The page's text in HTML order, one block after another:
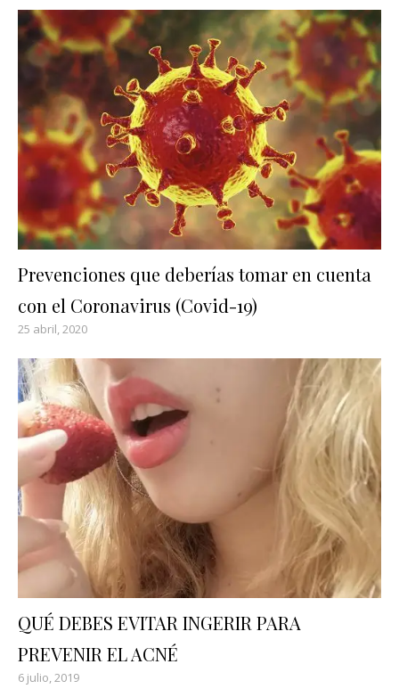
Prevenciones que deberías tomar en cuenta
con el Coronavirus (Covid-19)
25 abril, 2020
QUÉ DEBES EVITAR INGERIR PARA
PREVENIR EL ACNÉ
6 julio, 2019